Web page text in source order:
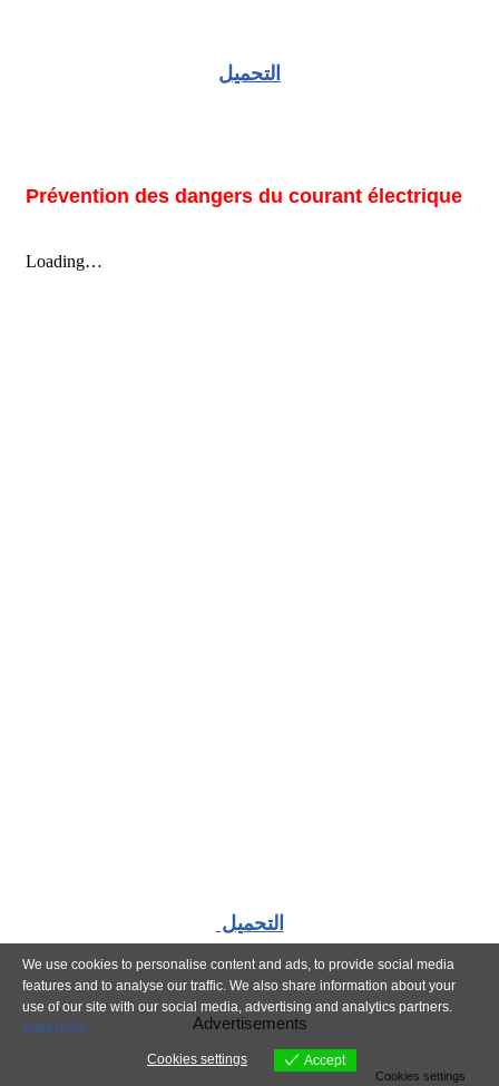
التحميل
التحميل
Advertisements
We use cookies to personalise content and ads, to provide social media
features and to analyse our traffic. We also share information about your
use of our site with our social media, advertising and analytics partners.
View more
Cookies settings
Accept
Cookies settings